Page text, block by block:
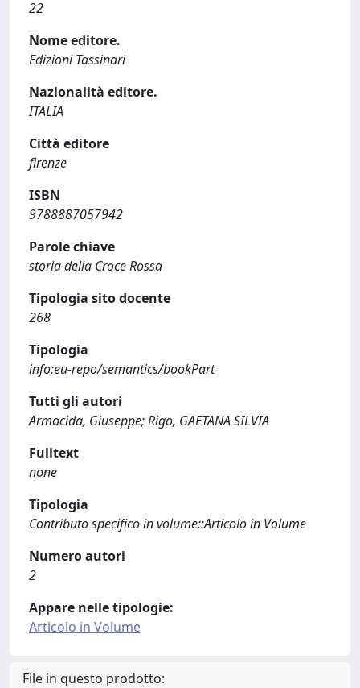
22
Nome editore.
Edizioni Tassinari
Nazionalità editore.
ITALIA
Città editore
firenze
ISBN
9788887057942
Parole chiave
storia della Croce Rossa
Tipologia sito docente
268
Tipologia
info:eu-repo/semantics/bookPart
Tutti gli autori
Armocida, Giuseppe; Rigo, GAETANA SILVIA
Fulltext
none
Tipologia
Contributo specifico in volume::Articolo in Volume
Numero autori
2
Appare nelle tipologie:
Articolo in Volume
File in questo prodotto: